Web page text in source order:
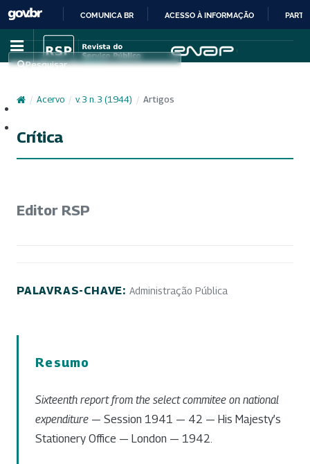
IR
PARA
CONTEÚDO
COMUNICA BR ACESSO À INFORMAÇÃO
Pesquisar
/ Acervo / v. 3 n. 3 (1944) / Artigos
Crítica
Editor RSP
PALAVRAS-CHAVE: Administração Pública
Resumo
Sixteenth report from the select commitee on national
expenditure — Session 1941 — 42 — His Majesty’s
Stationery Office — London — 1942.